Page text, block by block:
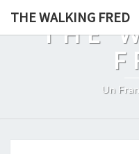
THE WALKING FRED
THE
Un